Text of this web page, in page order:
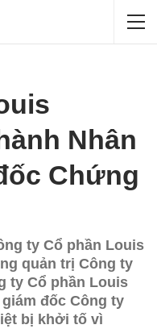
Nhân
Chứng
ty Cổ phần Louis
quản trị Công ty
ty Cổ phần Louis
đốc Công ty
bị khởi tố vì